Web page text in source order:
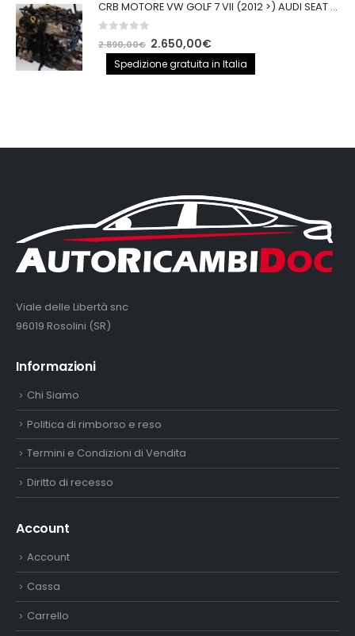
CRB MOTORE VW GOLF 7 VII (2012 >) AUDI SEAT 2.0TDI 150CV CRB IMPIANTO BOSCH
out of 5
2.890,00€ Il
prezzo
originale
2.650,00€Il
prezzo
attuale
Spedizione gratuita in Italia
Viale delle Libertà snc
96019 Rosolini (SR)
Informazioni
Chi Siamo
Politica di rimborso e reso
Termini e Condizioni di Vendita
Diritto di recesso
Account
Account
Cassa
Carrello